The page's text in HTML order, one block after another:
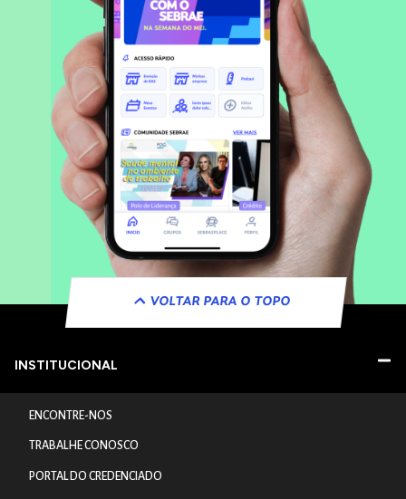
VOLTAR PARA O TOPO
INSTITUCIONAL
ENCONTRE-NOS
TRABALHE CONOSCO
PORTAL DO CREDENCIADO